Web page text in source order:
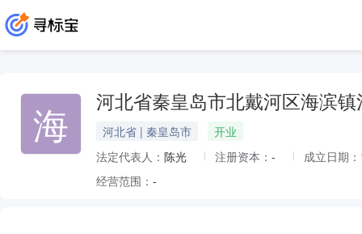
海 河北省秦皇岛市北戴河区海滨
河北省 | 秦皇岛市
开业
法定代表人： 陈光 注册资本： - 成立日期：
经营范围： -